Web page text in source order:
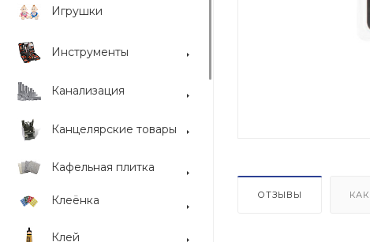
Игрушки
Инструменты
Канализация
Канцелярские товары
Кафельная плитка
Клеёнка
Клей
ОТЗЫВЫ